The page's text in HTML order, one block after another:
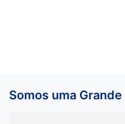
Somos uma Grande